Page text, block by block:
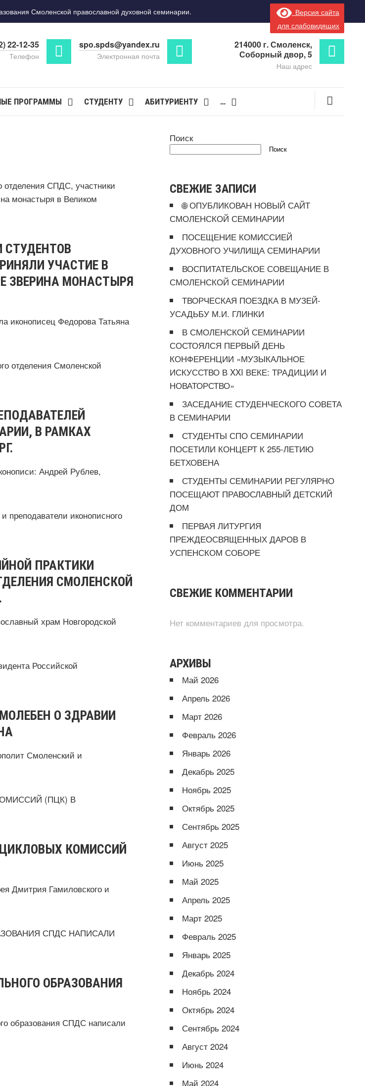
Смоленской православной духовной семинарии.
Версия сайта
для слабовидящих
22-12-35
Телефон
spo.spds@yandex.ru
Электронная почта
214000 г. Смоленск,
Соборный двор, 5
Наш адрес
ПРОГРАММЫ СТУДЕНТУ АБИТУРИЕНТУ …
СТУДЕНТОВ
УЧАСТИЕ В
ЗВЕРИНА МОНАСТЫРЯ
иконописец Федорова Татьяна
В РАМКАХ
Андрей Рублев,
ПРАКТИКИ
СМОЛЕНСКОЙ
храм Новгородской
О ЗДРАВИИ
Смоленский и
КОМИССИЙ
Дмитрия Гамиловского и
ОБРАЗОВАНИЯ
образования СПДС написали
Поиск
Поиск
СВЕЖИЕ ЗАПИСИ
🌐 ОПУБЛИКОВАН НОВЫЙ САЙТ
СМОЛЕНСКОЙ СЕМИНАРИИ
ПОСЕЩЕНИЕ КОМИССИЕЙ
ДУХОВНОГО УЧИЛИЩА СЕМИНАРИИ
ВОСПИТАТЕЛЬСКОЕ СОВЕЩАНИЕ В
СМОЛЕНСКОЙ СЕМИНАРИИ
ТВОРЧЕСКАЯ ПОЕЗДКА В МУЗЕЙ-
УСАДЬБУ М.И. ГЛИНКИ
В СМОЛЕНСКОЙ СЕМИНАРИИ
СОСТОЯЛСЯ ПЕРВЫЙ ДЕНЬ
КОНФЕРЕНЦИИ «МУЗЫКАЛЬНОЕ
ИСКУССТВО В XXI ВЕКЕ: ТРАДИЦИИ И
НОВАТОРСТВО»
ЗАСЕДАНИЕ СТУДЕНЧЕСКОГО СОВЕТА
В СЕМИНАРИИ
СТУДЕНТЫ СПО СЕМИНАРИИ
ПОСЕТИЛИ КОНЦЕРТ К 255-ЛЕТИЮ
БЕТХОВЕНА
СТУДЕНТЫ СЕМИНАРИИ РЕГУЛЯРНО
ПОСЕЩАЮТ ПРАВОСЛАВНЫЙ ДЕТСКИЙ
ДОМ
ПЕРВАЯ ЛИТУРГИЯ
ПРЕЖДЕОСВЯЩЕННЫХ ДАРОВ В
УСПЕНСКОМ СОБОРЕ
СВЕЖИЕ КОММЕНТАРИИ
Нет комментариев для просмотра.
АРХИВЫ
Май 2026
Апрель 2026
Март 2026
Февраль 2026
Январь 2026
Декабрь 2025
Ноябрь 2025
Октябрь 2025
Сентябрь 2025
Август 2025
Июнь 2025
Май 2025
Апрель 2025
Март 2025
Февраль 2025
Январь 2025
Декабрь 2024
Ноябрь 2024
Октябрь 2024
Сентябрь 2024
Август 2024
Июнь 2024
Май 2024